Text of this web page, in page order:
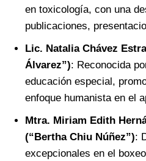
en toxicología, con una
publicaciones,
Lic. Natalia Chávez
Álvarez”): Reconocida
educación especial,
enfoque humanista en el
Mtra. Miriam Edith
(“Bertha Chiu Núñez”):
excepcionales en el